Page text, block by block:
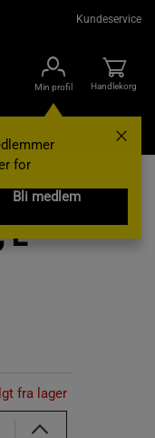
Kundeservice
Min profil
for
Bli medlem
Handlekorg
Gavekort
L
fra lager